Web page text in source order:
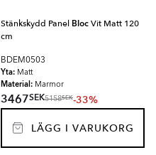
Stänkskydd Panel BlocVit Matt 120
cm
BDEM0503
Yta: Matt
Material: Marmor
3467SEK5158SEK-33%
LÄGG I VARUKORG